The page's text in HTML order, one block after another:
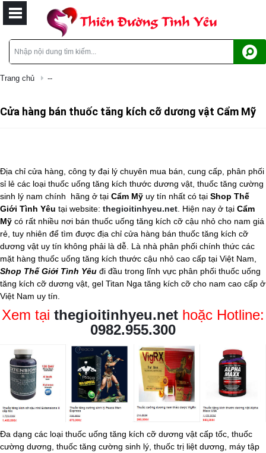
Trang chủ --
Cửa hàng bán thuốc tăng kích cỡ dương vật Cẩm Mỹ
Địa chỉ cửa hàng, công ty đại lý chuyên mua bán, cung cấp, phân phối
sỉ lẻ các loại thuốc uống tăng kích thước dương vật, thuốc tăng cường
sinh lý nam chính
hãng ở tại Cẩm Mỹ uy tín nhất có tại Shop Thế
Giới Tình Yêu tại website: thegioitinhyeu.net . Hiện nay ở tại Cẩm
Mỹ có rất nhiều nơi bán thuốc uống tăng kích cỡ cậu nhỏ cho nam giá
rẻ, tuy nhiên để tìm được địa chỉ cửa hàng bán thuốc tăng kích cỡ
dương vật uy tín không phải là dễ. Là nhà phân phối chính thức các
mặt hàng thuốc uống tăng kích thước cậu nhỏ cao cấp tại Việt Nam,
Shop Thế Giới Tình Yêu đi đầu trong lĩnh vực phân phối thuốc uống
tăng kích cỡ dương vật, gel Titan Nga tăng kích cỡ cho nam cao cấp ở
Việt Nam uy tín.
Xem tại thegioitinhyeu.net hoặc Hotline:
0982.955.300
Đa dạng các loại thuốc uống tăng kích cỡ dương vật cấp tốc, thuốc
cường dương, thuốc tăng cường sinh lý, thuốc trị liệt dương, máy tập